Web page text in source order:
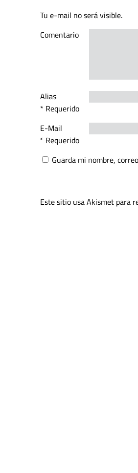
Tu e-mail no será visible.
Comentario
Alias
* Requerido
E-Mail
* Requerido
Guarda mi nombre,
Este sitio usa Akismet para